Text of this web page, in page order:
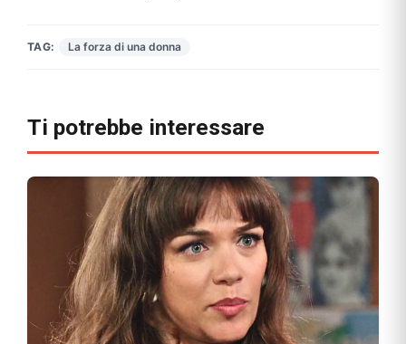
TAG: La forza di una donna
Ti potrebbe interessare